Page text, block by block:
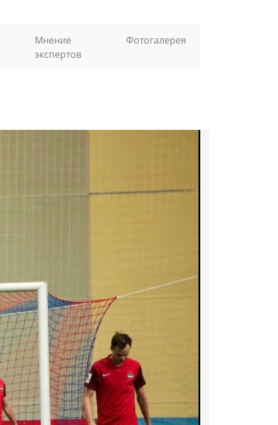
Мнение
экспертов
Фотогалерея